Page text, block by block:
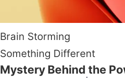
Brain Storming
Something Different
Mystery Behind the